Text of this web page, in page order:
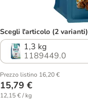
Scegli l'articolo (2 varianti)
1,3 kg
1189449.0
Prezzo listino 16,20 €
15,79 €
12,15 € / kg